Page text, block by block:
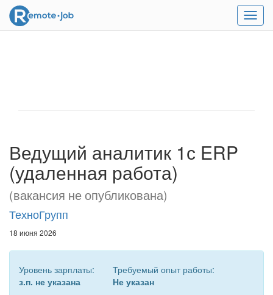
Меню
Ведущий аналитик 1с ERP
(удаленная работа)
(вакансия не опубликована)
ТехноГрупп
18 июня 2026
Уровень зарплаты:
з.п. не указана
Требуемый опыт работы:
Не указан